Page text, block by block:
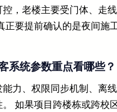
控，老楼主要受门体、走
正要提前确认的是夜间施
系统参数重点看哪些？
力、权限同步机制、离线
。 如果项目跨楼栋或跨校